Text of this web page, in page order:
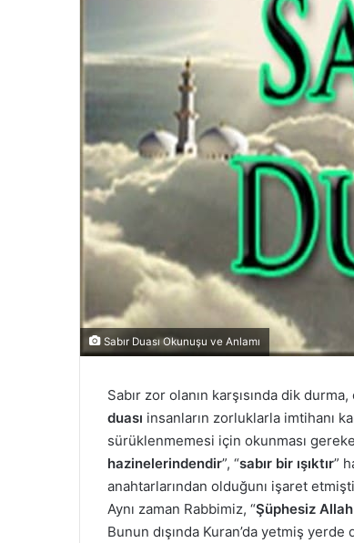
Sabır Duası Okunuşu ve Anlamı
Sabır zor olanın karşısında dik
duası insanların zorluklarla imtihanı
sürüklenmemesi için okunması
hazinelerindendir”, “sabır bir ışıktır”
anahtarlarından olduğunı işaret
Aynı zaman Rabbimiz, “Şüphesiz
Bunun dışında Kuran’da yetmiş